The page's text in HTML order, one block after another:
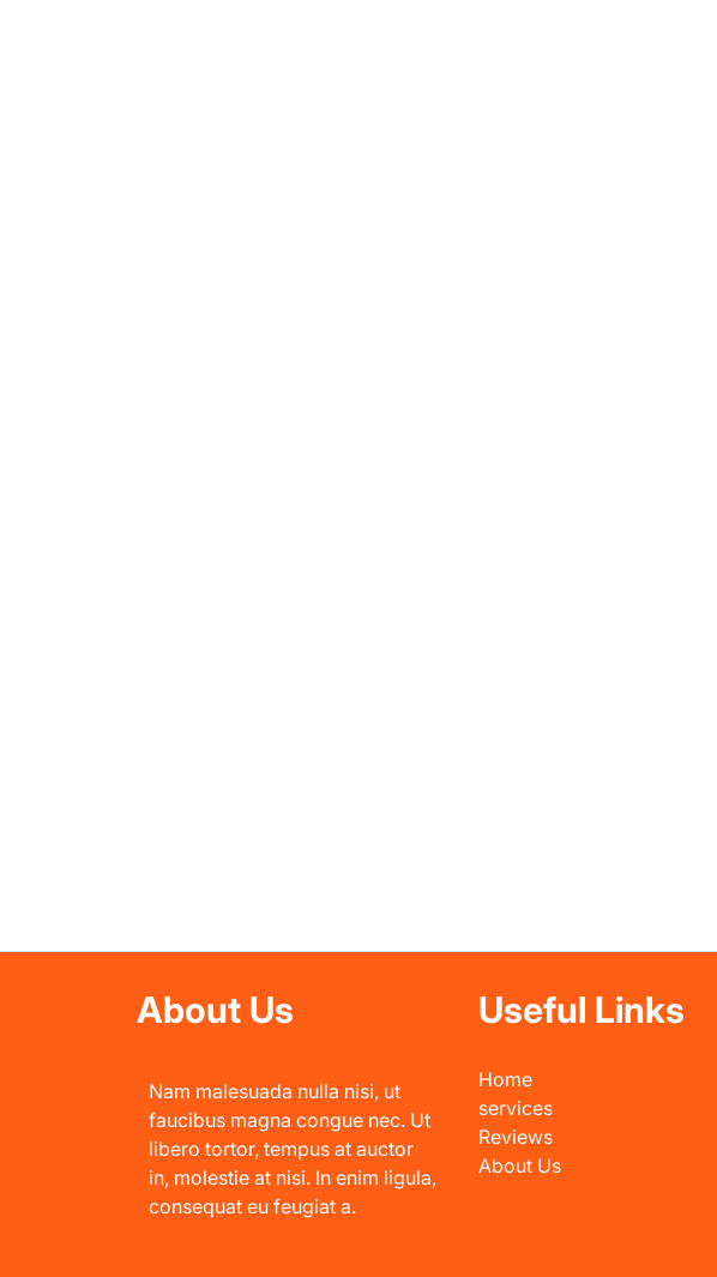
About Us
Nam malesuada nulla nisi, ut
faucibus magna congue nec. Ut
libero tortor, tempus at auctor
in, molestie at nisi. In enim ligula,
consequat eu feugiat a.
Useful Links
Home
services
Reviews
About Us